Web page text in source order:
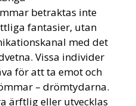
betraktas inte
fantasier, utan
med det
Vissa individer
för att ta emot och
– drömtydarna.
ärftlig eller utvecklas